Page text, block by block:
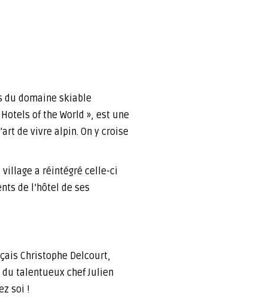
du domaine skiable
of the World », est une
de vivre alpin. On y croise
village a réintégré celle-ci
de l’hôtel de ses
Christophe Delcourt,
talentueux chef Julien
soi !